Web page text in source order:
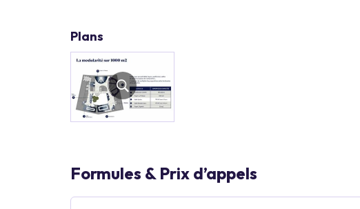
Plans
Formules & Prix d’appels